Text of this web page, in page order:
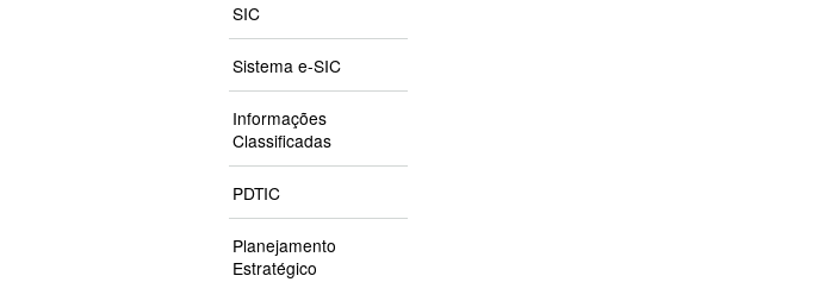
SIC
Sistema e-SIC
Informações
Classificadas
PDTIC
Planejamento
Estratégico